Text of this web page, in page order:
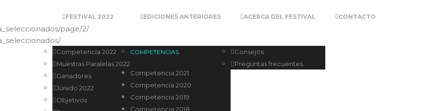
FESTIVAL 2022
Competencia 2022
Muestras Paralelas 2022
Ganadores
Jurado 2022
Objetivos
EDICIONES ANTERIORES
COMPETENCIAS
Competencia 2021
Competencia 2020
Competencia 2019
Competencia 2018
ACERCA DEL FESTIVAL
Consejos
Preguntas frecuentes
CONTACTO
page/2/